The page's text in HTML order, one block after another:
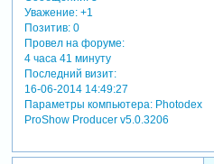
Уважение: +1
Позитив: 0
Провел на форуме:
4 часа 41 минуту
Последний визит:
16-06-2014 14:49:27
Параметры компьютера:Photodex
ProShow Producer v5.0.3206